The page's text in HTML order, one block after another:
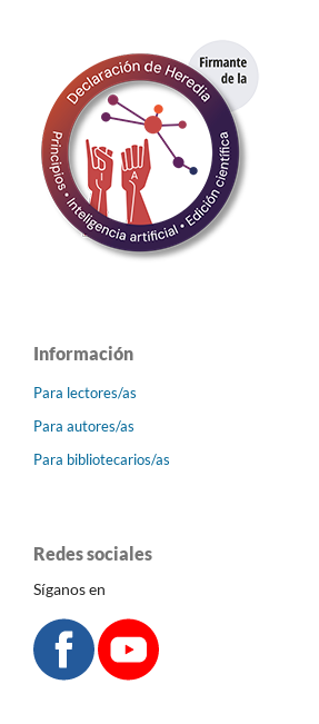
Información
Para lectores/as
Para autores/as
Para bibliotecarios/as
Redes sociales
Síganos en